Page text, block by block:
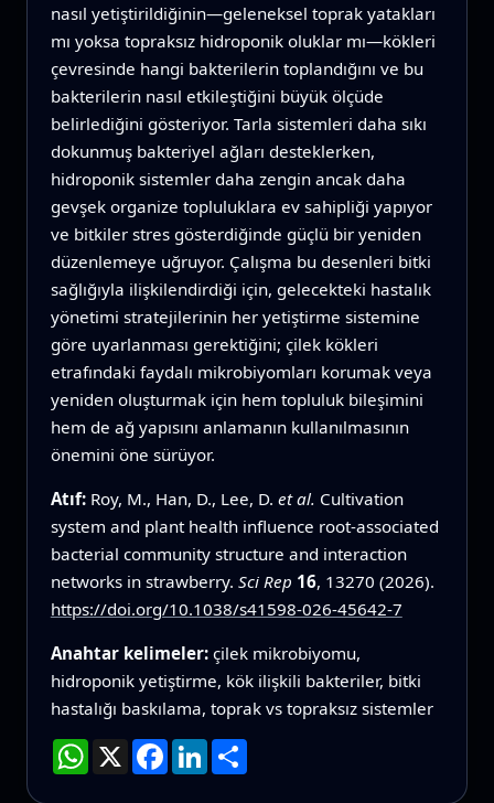
nasıl yetiştirildiğinin—geleneksel toprak yatakları
mı yoksa topraksız hidroponik oluklar mı—kökleri
çevresinde hangi bakterilerin toplandığını ve bu
bakterilerin nasıl etkileştiğini büyük ölçüde
belirlediğini gösteriyor. Tarla sistemleri daha sıkı
dokunmuş bakteriyel ağları desteklerken,
hidroponik sistemler daha zengin ancak daha
gevşek organize topluluklara ev sahipliği yapıyor
ve bitkiler stres gösterdiğinde güçlü bir yeniden
düzenlemeye uğruyor. Çalışma bu desenleri bitki
sağlığıyla ilişkilendirdiği için, gelecekteki hastalık
yönetimi stratejilerinin her yetiştirme sistemine
göre uyarlanması gerektiğini; çilek kökleri
etrafındaki faydalı mikrobiyomları korumak veya
yeniden oluşturmak için hem topluluk bileşimini
hem de ağ yapısını anlamanın kullanılmasının
önemini öne sürüyor.
Atıf: Roy, M., Han, D., Lee, D. et al. Cultivation
system and plant health influence root-associated
bacterial community structure and interaction
networks in strawberry. Sci Rep 16, 13270 (2026).
https://doi.org/10.1038/s41598-026-45642-7
Anahtar kelimeler: çilek mikrobiyomu,
hidroponik yetiştirme, kök ilişkili bakteriler, bitki
hastalığı baskılama, toprak vs topraksız sistemler
WhatsApp
X Facebook
LinkedInPaylaş